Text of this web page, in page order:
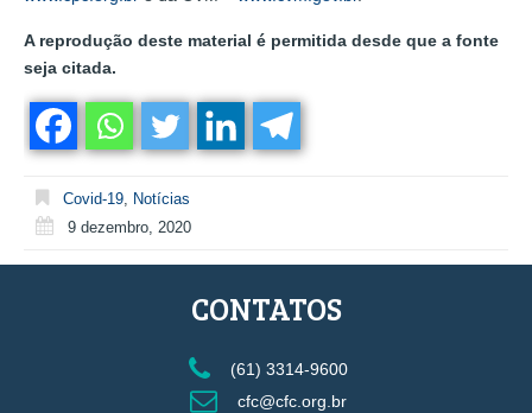
A reprodução deste material é permitida desde que a fonte
seja citada.
Covid-19 Notícias
9 dezembro, 2020
CONTATOS
(61) 3314-9600
cfc@cfc.org.br